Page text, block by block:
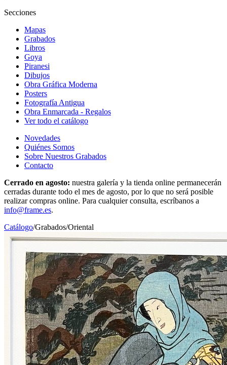
Secciones
Mapas
Grabados
Libros
Goya
Piranesi
Dibujos
Obra Gráfica Moderna
Posters
Fotografía Antigua
Obra Enmarcada - Regalos
Ver todo el catálogo
Novedades
Quiénes Somos
Sobre Nuestros Grabados
Contacto
Cerrado en agosto: nuestra galería y la tienda online permanecerán
cerradas durante todo el mes de agosto, por lo que no será posible
realizar compras online. Para cualquier consulta, escríbanos a
info@frame.es.
Catálogo/Grabados/Oriental